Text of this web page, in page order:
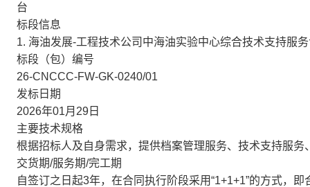
台
标段信息
1. 海油发展-工程技术公司中海油实验中心综合技术支持服
标段（包）编号
26-CNCCC-FW-GK-0240/01
发标日期
2026年01月29日
主要技术规格
根据招标人及自身需求，提供档案管理服务、技术支持服
交货期/服务期/完工期
自签订之日起3年，在合同执行阶段采用“1+1+1”的方式，